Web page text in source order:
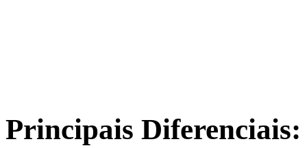
Principais Diferenciais: